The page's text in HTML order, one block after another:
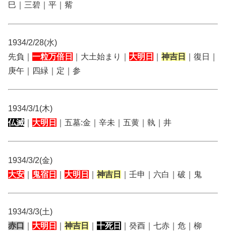
巳｜三碧｜平｜觜
1934/2/28(水)
先負｜ 一粒万倍日 ｜大土始まり｜ 大明日 神吉日
｜復日｜
庚午｜四緑｜定｜参
1934/3/1(木)
仏滅
大明日 ｜五墓:金｜辛未｜五黄｜執｜井
1934/3/2(金)
大安
鬼宿日 大明日 神吉日 ｜壬申｜六白｜破｜鬼
1934/3/3(土)
赤口
大明日 神吉日 十死日 ｜癸酉｜七赤｜危｜柳